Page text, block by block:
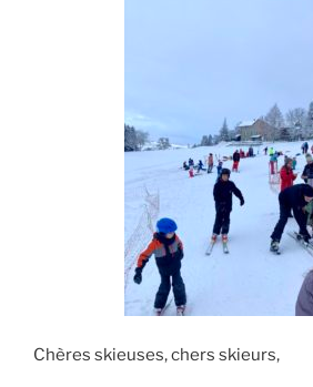
Chères skieuses, chers skieurs,